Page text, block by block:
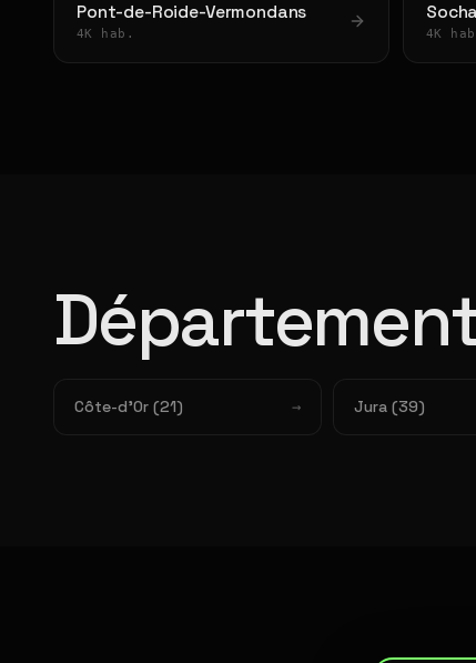
Pont-de-Roide-Vermondans
4K hab. 4K
Côte-d'Or (21) Jura (39)